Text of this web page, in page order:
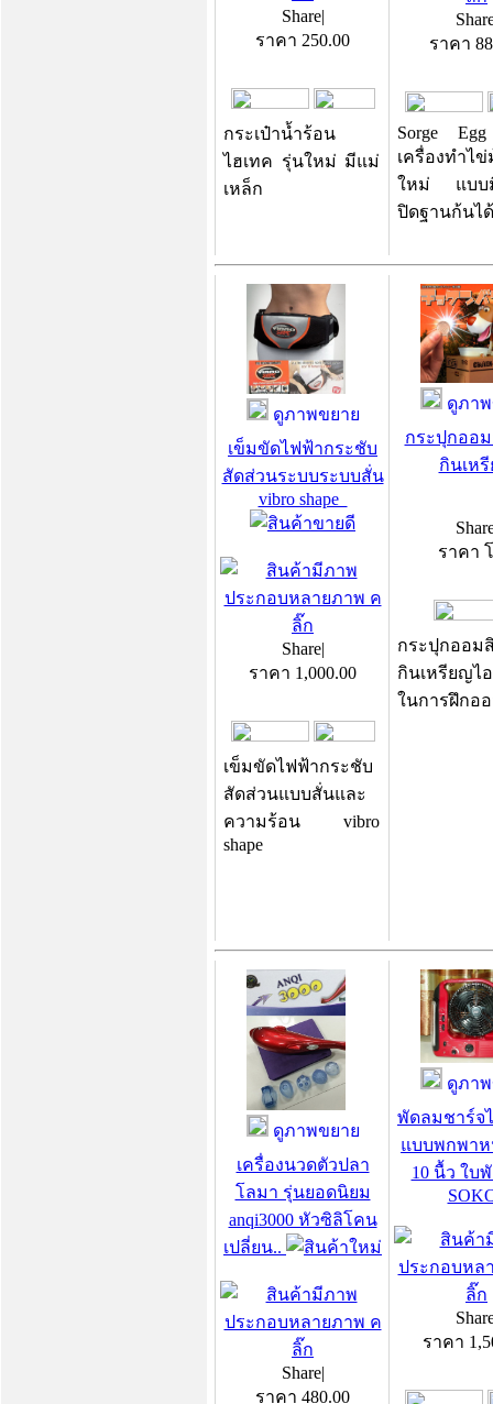
Share|
ราคา 250.00
กระเป๋าน้ำร้อน
ไฮเทค รุ่นใหม่ มีแม่
เหล็ก
ราคา
Sorge
เครื่องทำไ
ใหม่ แบบมี
ปิดฐานก้นได้
ดูภาพขยาย
เข็มขัดไฟฟ้ากระชับ
สัดส่วนระบบระบบสั่น
vibro shape
Share|
ราคา 1,000.00
เข็มขัดไฟฟ้ากระชับ
สัดส่วนแบบสั่นและ
ความร้อน vibro
shape
ดูภา
กระปุกออ
กินเห
ราคา
กระปุกออม
กินเหรียญไ
ในการฝึกอ
ดูภาพขยาย
เครื่องนวดตัวปลา
โลมา รุ่นยอดนิยม
anqi3000 หัวซิลิโคน
เปลี่ยน..
Share|
ราคา 480.00
ดูภา
พัดลมชาร์จ
แบบพกพาห
10 นื้ว ใบ
ราคา